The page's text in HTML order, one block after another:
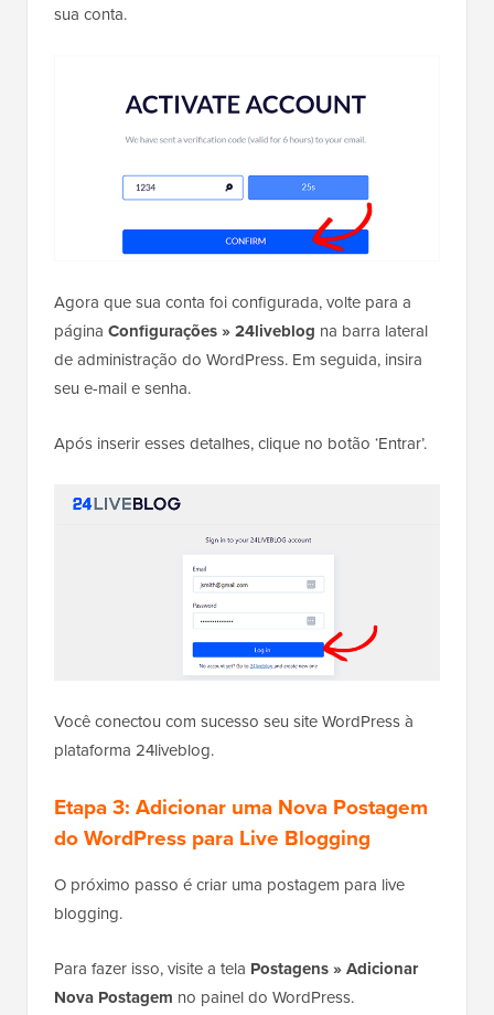
sua conta.
Agora que sua conta foi configurada, volte para a
página Configurações » 24liveblog na barra lateral
de administração do WordPress. Em seguida, insira
seu e-mail e senha.
Após inserir esses detalhes, clique no botão ‘Entrar’.
Você conectou com sucesso seu site WordPress à
plataforma 24liveblog.
Etapa 3: Adicionar uma Nova Postagem
do WordPress para Live Blogging
O próximo passo é criar uma postagem para live
blogging.
Para fazer isso, visite a tela Postagens » Adicionar
Nova Postagem no painel do WordPress.